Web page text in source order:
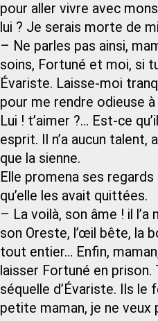
pour aller vivre avec
lui ? Je serais morte de
– Ne parles pas ainsi,
soins, Fortuné et moi, si
Évariste. Laisse-moi
pour me rendre odieuse
Lui ! t’aimer ?… Est-ce
esprit. Il n’a aucun talent,
que la sienne.
Elle promena ses
qu’elle les avait quittées.
– La voilà, son âme ! il
son Oreste, l’œil bête, la
tout entier… Enfin,
laisser Fortuné en
séquelle d’Évariste. Ils le
petite maman, je ne veux